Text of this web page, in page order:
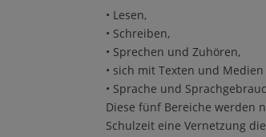
• Lesen,
• Schreiben,
• Sprechen und Zuhören,
• sich mit Texten und
• Sprache und
Diese fünf Bereiche werden
Schulzeit eine Vernetzung